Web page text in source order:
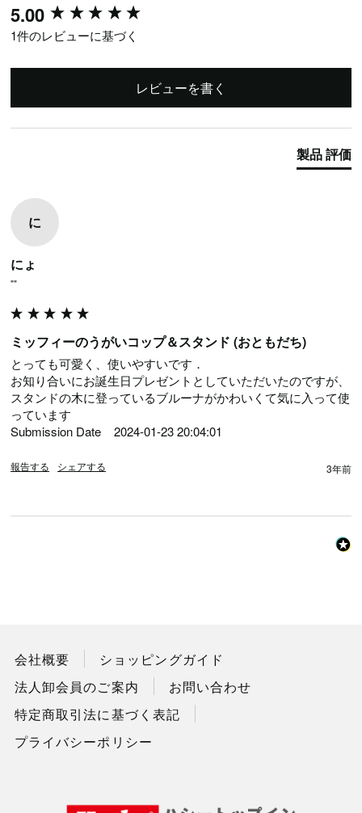
5.00
1件のレビューに基づく
レビューを書く
製品 評価
に
にょ
""
ミッフィーのうがいコップ＆スタンド (おともだち)
とっても可愛く、使いやすいです．
お知り合いにお誕生日プレゼントとしていただいたのですが、
スタンドの木に登っているブルーナがかわいくて気に入って使
っています
Submission Date	2024-01-23 20:04:01
報告する シェアする 3年前
New content loaded
会社概要
ショッピングガイド
法人卸会員のご案内
お問い合わせ
特定商取引法に基づく表記
プライバシーポリシー